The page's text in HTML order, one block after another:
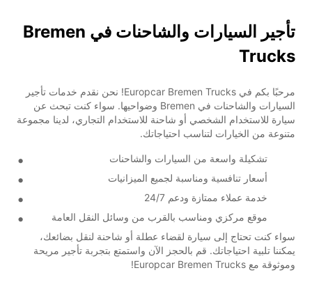
تأجير السيارات والشاحنات في Bremen
Trucks
مرحبًا بكم في Europcar Bremen Trucks! نحن نقدم خدمات تأجير
السيارات والشاحنات في Bremen وضواحيها. سواء كنت تبحث عن
سيارة للاستخدام الشخصي أو شاحنة للاستخدام التجاري، لدينا مجموعة
متنوعة من الخيارات لتناسب احتياجاتك.
تشكيلة واسعة من السيارات والشاحنات
أسعار تنافسية ومناسبة لجميع الميزانيات
خدمة عملاء ممتازة ودعم 24/7
موقع مركزي ومناسب بالقرب من وسائل النقل العامة
سواء كنت تحتاج إلى سيارة لقضاء عطلة أو شاحنة لنقل بضائعك،
يمكننا تلبية احتياجاتك. قم بالحجز الآن واستمتع بتجربة تأجير مريحة
وموثوقة مع Europcar Bremen Trucks!